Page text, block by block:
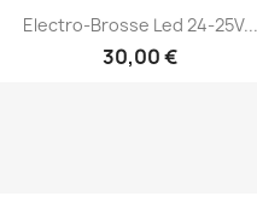
Aperçu rapide
Electro-Brosse Led 24-25V...
30,00 €